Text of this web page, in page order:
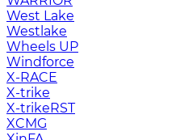
West Lake
Westlake
Wheels UP
Windforce
X-RACE
X-trike
X-trikeRST
XCMG